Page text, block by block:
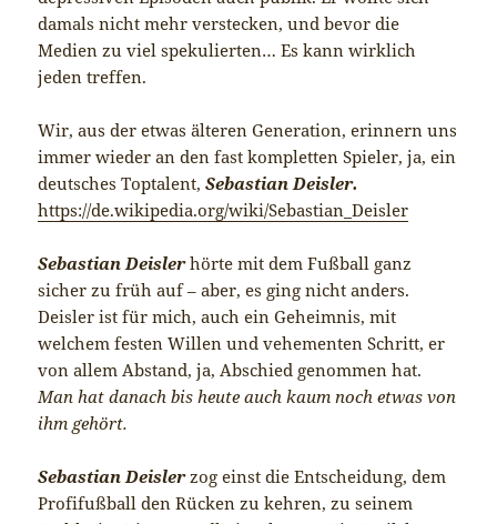
damals nicht mehr verstecken, und bevor die
Medien zu viel spekulierten… Es kann wirklich
jeden treffen.
Wir, aus der etwas älteren Generation, erinnern uns
immer wieder an den fast kompletten Spieler, ja, ein
deutsches Toptalent,Sebastian Deisler.
https://de.wikipedia.org/wiki/Sebastian_Deisler
Sebastian Deislerhörte mit dem Fußball ganz
sicher zu früh auf – aber, es ging nicht anders.
Deisler ist für mich, auch ein Geheimnis, mit
welchem festen Willen und vehementen Schritt, er
von allem Abstand, ja, Abschied genommen hat.
Man hat danach bis heute auch kaum noch etwas von
ihm gehört.
Sebastian Deislerzog einst die Entscheidung, dem
Profifußball den Rücken zu kehren, zu seinem